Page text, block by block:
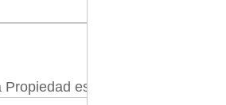
es un órgano de la